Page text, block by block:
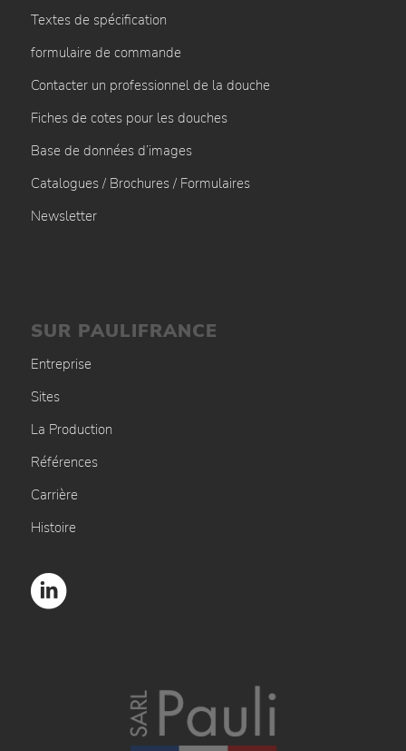
Textes de spécification
formulaire de commande
Contacter un professionnel de la douche
Fiches de cotes pour les douches
Base de données d’images
Catalogues / Brochures / Formulaires
Newsletter
SUR PAULIFRANCE
Entreprise
Sites
La Production
Références
Carrière
Histoire